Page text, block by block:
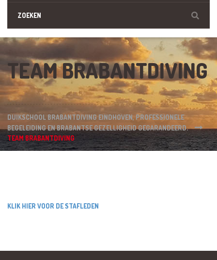
TEAM BRABANTDIVING
DUIKSCHOOL BRABANTDIVING EINDHOVEN, PROFESSIONELE
BEGELEIDING EN BRABANTSE GEZELLIGHEID GEGARANDEERD.
TEAM BRABANTDIVING
KLIK HIER VOOR DE STAFLEDEN